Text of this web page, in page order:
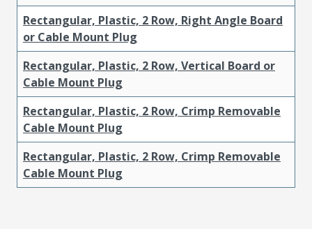
Rectangular, Plastic, 2 Row, Right Angle Board
or Cable Mount Plug
Rectangular, Plastic, 2 Row, Vertical Board or
Cable Mount Plug
Rectangular, Plastic, 2 Row, Crimp Removable
Cable Mount Plug
Rectangular, Plastic, 2 Row, Crimp Removable
Cable Mount Plug